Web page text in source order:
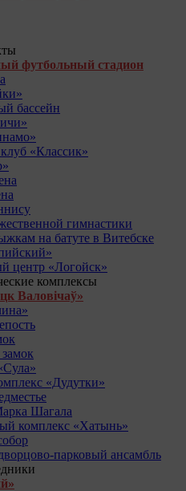
футбольный стадион
бассейн
«Классик»
гимнастики
на батуте в Витебске
центр «Логойск»
комплексы
Валовічаў»
«Дудутки»
Шагала
комплекс «Хатынь»
парковый ансамбль